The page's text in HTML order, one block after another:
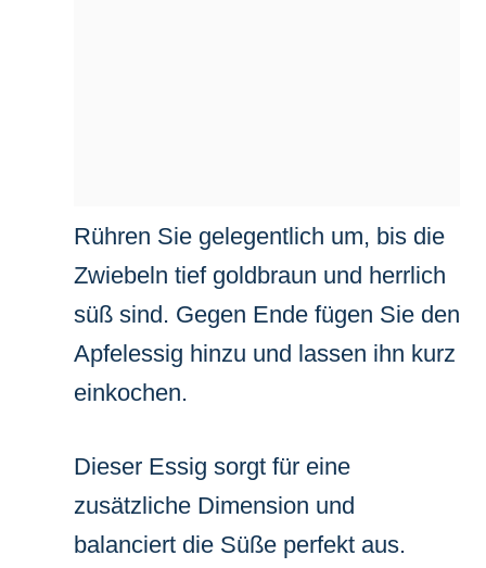
Rühren Sie gelegentlich um, bis die
Zwiebeln tief goldbraun und herrlich
süß sind. Gegen Ende fügen Sie den
Apfelessig hinzu und lassen ihn kurz
einkochen.
Dieser Essig sorgt für eine
zusätzliche Dimension und
balanciert die Süße perfekt aus.